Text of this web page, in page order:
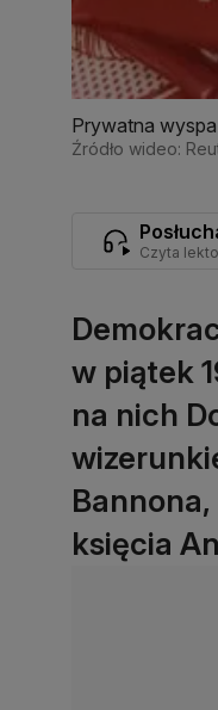
Prywatna
Źródło wideo:
Czyta
w piątek
na nich
księcia